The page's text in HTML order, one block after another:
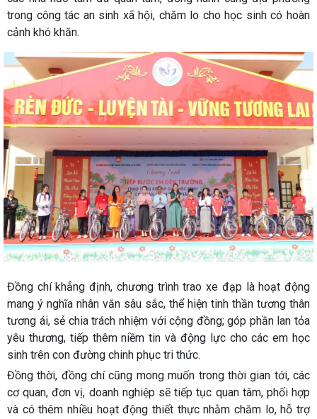
trong công tác an sinh xã hội, chăm lo cho học sinh có hoàn
cảnh khó khăn.
Đồng chí khẳng định, chương trình trao xe đạp là hoạt động
mang ý nghĩa nhân văn sâu sắc, thể hiện tinh thần tương thân
tương ái, sẻ chia trách nhiệm với cộng đồng; góp phần lan tỏa
yêu thương, tiếp thêm niềm tin và động lực cho các em học
sinh trên con đường chinh phục tri thức.
Đồng thời, đồng chí cũng mong muốn trong thời gian tới, các
cơ quan, đơn vị, doanh nghiệp sẽ tiếp tục quan tâm, phối hợp
và có thêm nhiều hoạt động thiết thực nhằm chăm lo, hỗ trợ